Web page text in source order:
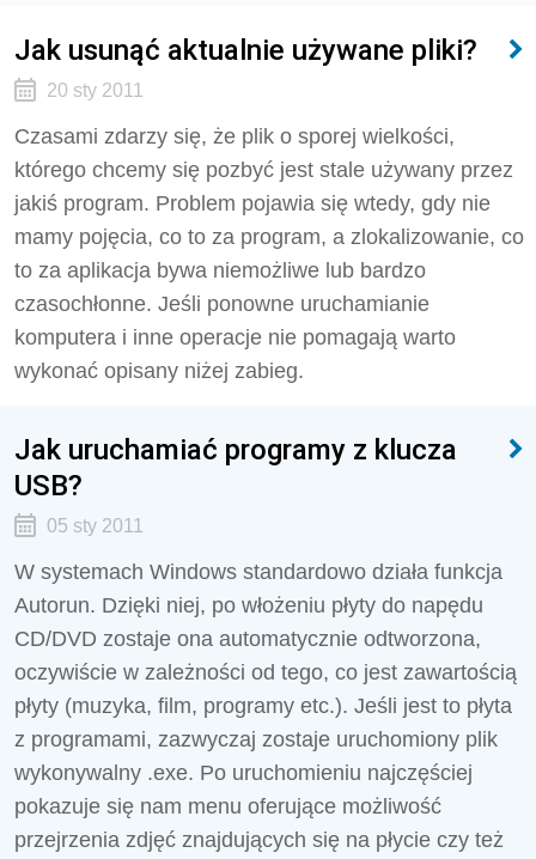
Jak usunąć aktualnie używane pliki?
20 sty 2011
Czasami zdarzy się, że plik o sporej wielkości,
którego chcemy się pozbyć jest stale używany przez
jakiś program. Problem pojawia się wtedy, gdy nie
mamy pojęcia, co to za program, a zlokalizowanie, co
to za aplikacja bywa niemożliwe lub bardzo
czasochłonne. Jeśli ponowne uruchamianie
komputera i inne operacje nie pomagają warto
wykonać opisany niżej zabieg.
Jak uruchamiać programy z klucza
USB?
05 sty 2011
W systemach Windows standardowo działa funkcja
Autorun. Dzięki niej, po włożeniu płyty do napędu
CD/DVD zostaje ona automatycznie odtworzona,
oczywiście w zależności od tego, co jest zawartością
płyty (muzyka, film, programy etc.). Jeśli jest to płyta
z programami, zazwyczaj zostaje uruchomiony plik
wykonywalny .exe. Po uruchomieniu najczęściej
pokazuje się nam menu oferujące możliwość
przejrzenia zdjęć znajdujących się na płycie czy też